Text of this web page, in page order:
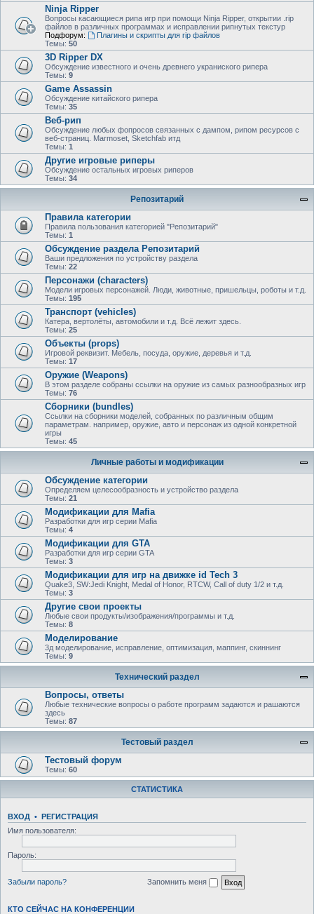
Ninja Ripper
Вопросы касающиеся рипа игр при помощи Ninja Ripper, открытии .rip
файлов в различных программах и исправлении рипнутых текстур
Подфорум:
Плагины и скрипты для rip файлов
Темы: 50
3D Ripper DX
Обсуждение известного и очень древнего украниского рипера
Темы: 9
Game Assassin
Обсуждение китайского рипера
Темы: 35
Веб-рип
Обсуждение любых фопросов связанных с дампом, рипом ресурсов с
веб-страниц. Marmoset, Sketchfab итд
Темы: 1
Другие игровые риперы
Обсуждение остальных игровых риперов
Темы: 34
Репозитарий
Правила категории
Правила пользования категорией "Репозитарий"
Темы: 1
Обсуждение раздела Репозитарий
Ваши предложения по устройству раздела
Темы: 22
Персонажи (characters)
Модели игровых персонажей. Люди, животные, пришельцы, роботы и т.д.
Темы: 195
Транспорт (vehicles)
Катера, вертолёты, автомобили и т.д. Всё лежит здесь.
Темы: 25
Объекты (props)
Игровой реквизит. Мебель, посуда, оружие, деревья и т.д.
Темы: 17
Оружие (Weapons)
В этом разделе собраны ссылки на оружие из самых разнообразных игр
Темы: 76
Сборники (bundles)
Ссылки на сборники моделей, собранных по различным общим
параметрам. например, оружие, авто и персонаж из одной конкретной
игры
Темы: 45
Личные работы и модификации
Обсуждение категории
Определяем целесообразность и устройство раздела
Темы: 21
Модификации для Mafia
Разработки для игр серии Mafia
Темы: 4
Модификации для GTA
Разработки для игр серии GTA
Темы: 3
Модификации для игр на движке id Tech 3
Quake3, SW:Jedi Knight, Medal of Honor, RTCW, Call of duty 1/2 и т.д.
Темы: 3
Другие свои проекты
Любые свои продукты/изображения/программы и т.д.
Темы: 8
Моделирование
3д моделирование, исправление, оптимизация, маппинг, скиннинг
Темы: 9
Технический раздел
Вопросы, ответы
Любыe технические вопросы о работе программ задаются и рашаются
здесь
Темы: 87
Тестовый раздел
Тестовый форум
Темы: 60
СТАТИСТИКА
ВХОД • РЕГИСТРАЦИЯ
Имя пользователя:
Пароль:
Забыли пароль? Запомнить меня
КТО СЕЙЧАС НА КОНФЕРЕНЦИИ